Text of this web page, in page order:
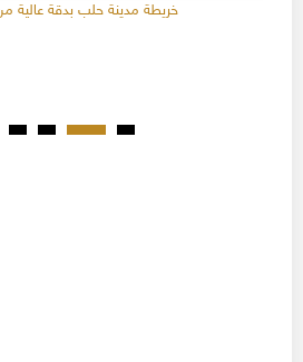
خريطة مدينة حلب بدقة عالية من Google Earth